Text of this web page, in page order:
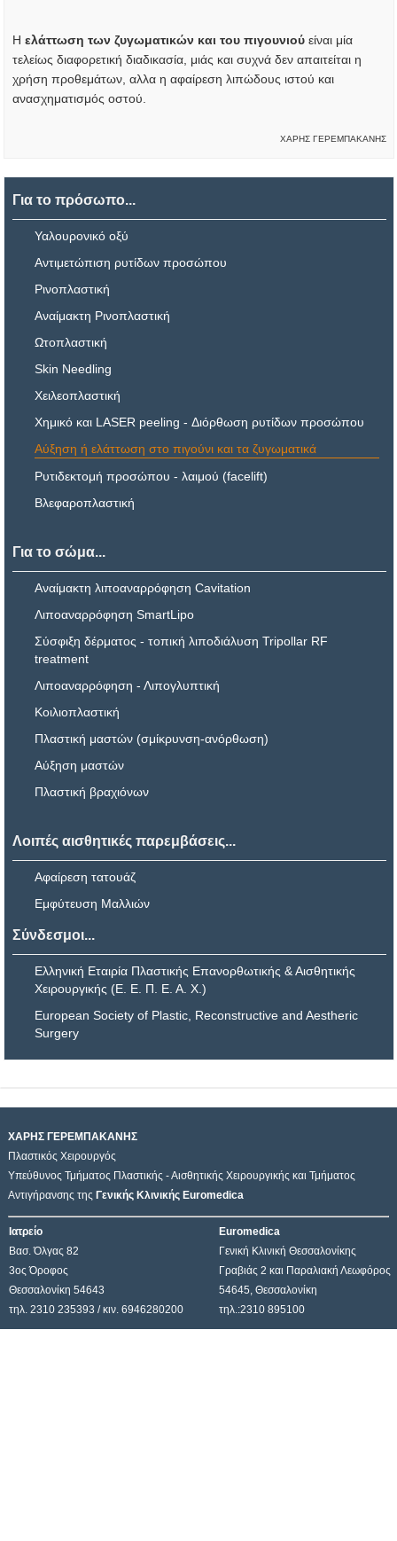
Ηελάττωση των ζυγωματικών και του πιγουνιού είναι μία
τελείως διαφορετική διαδικασία, μιάς και συχνά δεν απαιτείται η
χρήση προθεμάτων, αλλα η αφαίρεση λιπώδους ιστού και
ανασχηματισμός οστού.
ΧΑΡΗΣ ΓΕΡΕΜΠΑΚΑΝΗΣ
Για το πρόσωπο...
Υαλουρονικό οξύ
Αντιμετώπιση ρυτίδων προσώπου
Ρινοπλαστική
Αναίμακτη Ρινοπλαστική
Ωτοπλαστική
Skin Needling
Χειλεοπλαστική
Χημικό και LASER peeling - Διόρθωση ρυτίδων προσώπου
Αύξηση ή ελάττωση στο πιγούνι και τα ζυγωματικά
Ρυτιδεκτομή προσώπου - λαιμού (facelift)
Βλεφαροπλαστική
Για το σώμα...
Αναίμακτη λιποαναρρόφηση Cavitation
Λιποαναρρόφηση SmartLipo
Σύσφιξη δέρματος - τοπική λιποδιάλυση Tripollar RF
treatment
Λιποαναρρόφηση - Λιπογλυπτική
Κοιλιοπλαστική
Πλαστική μαστών (σμίκρυνση-ανόρθωση)
Αύξηση μαστών
Πλαστική βραχιόνων
Λοιπές αισθητικές παρεμβάσεις...
Αφαίρεση τατουάζ
Εμφύτευση Μαλλιών
Σύνδεσμοι...
Ελληνική Εταιρία Πλαστικής Επανορθωτικής & Αισθητικής
Χειρουργικής (Ε. Ε. Π. Ε. Α. Χ.)
European Society of Plastic, Reconstructive and Aestheric
Surgery
ΧΑΡΗΣ ΓΕΡΕΜΠΑΚΑΝΗΣ
Πλαστικός Χειρουργός
Υπεύθυνος Τμήματος Πλαστικής - Αισθητικής Χειρουργικής και Τμήματος
Αντιγήρανσης της Γενικής Κλινικής Euromedica
Ιατρείο
Euromedica
Βασ. Όλγας 82
Γενική Κλινική Θεσσαλονίκης
3ος Όροφος
Γραβιάς 2 και Παραλιακή Λεωφόρος
Θεσσαλονίκη 54643
54645, Θεσσαλονίκη
τηλ. 2310 235393 / κιν. 6946280200
τηλ.:2310 895100